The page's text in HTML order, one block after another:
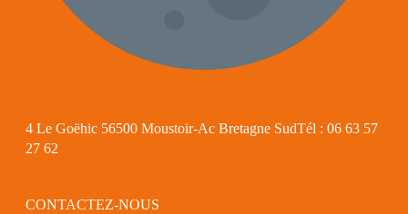
4 Le Goëhic 56500 Moustoir-Ac Bretagne SudTél : 06 63 57
27 62
CONTACTEZ-NOUS